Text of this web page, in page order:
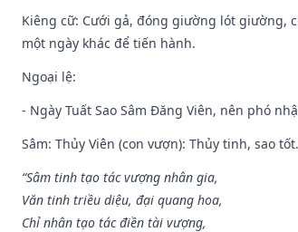
Kiêng cữ: Cưới gả, đóng giường lót giường,
một ngày khác để tiến hành.
Ngoại lệ:
- Ngày Tuất Sao Sâm Đăng Viên, nên phó
Sâm: Thủy Viên (con vượn): Thủy tinh, sao
“Sâm tinh tạo tác vượng nhân gia,
Văn tinh triều diệu, đại quang hoa,
Chỉ nhân tạo tác điền tài vượng,